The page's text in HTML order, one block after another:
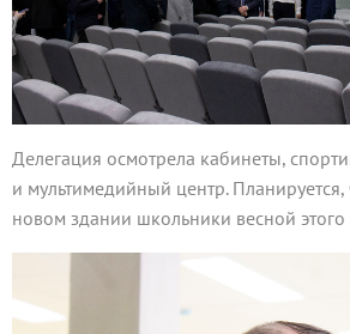
Делегация осмотрела кабинеты,
и мультимедийный центр. Планируется,
новом здании школьники весной этого